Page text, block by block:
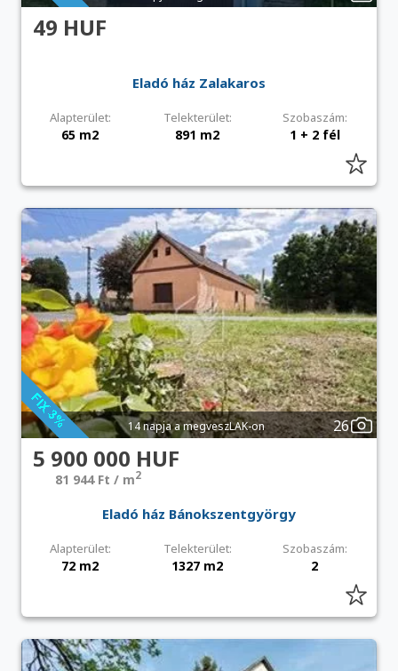
49 HUF
Eladó ház Zalakaros
Alapterület: Telekterület: Szobaszám:
65 m2 891 m2 1 + 2 fél
14 napja a megveszLAK-on 26
5 900 000 HUF
81 944 Ft / m2
Eladó ház Bánokszentgyörgy
Alapterület: Telekterület: Szobaszám:
72 m2 1327 m2 2